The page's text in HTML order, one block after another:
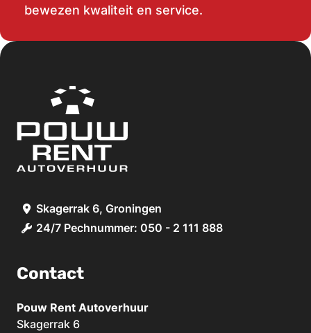
bewezen kwaliteit en service.
Skagerrak 6, Groningen
24/7 Pechnummer: 050 - 2 111 888
Contact
Pouw Rent Autoverhuur
Skagerrak 6